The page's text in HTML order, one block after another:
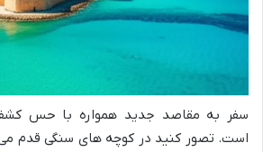
سفر به مقاصد جدید همواره با حس
است. تصور کنید در کوچه های سنگی قدم می